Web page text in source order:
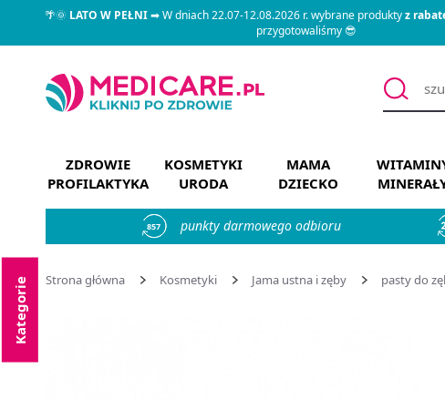
🌴🌞LATO W PEŁNI➡ W dniach 22.07-12.08.2026 r. wybrane produktyz
przygotowaliśmy 😎
ZDROWIE
PROFILAKTYKA
KOSMETYKI
URODA
MAMA
DZIECKO
857 punkty darmowego odbioru
Strona główna Kosmetyki Jama ustna i zęby pasty do
Kategorie